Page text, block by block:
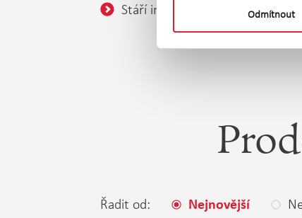
Odmítnout
Stáří inzerátu: bez
Řadit od: Nejnovější